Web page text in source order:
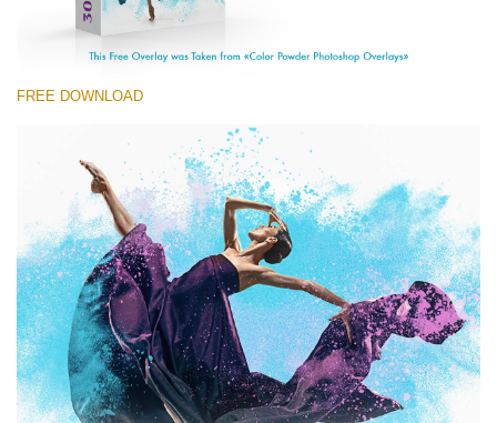
FREE DOWNLOAD